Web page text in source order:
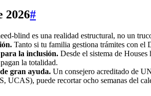
2026#
blind es una realidad estructural, no un
Tanto si tu familia gestiona trámites con
la inclusión. Desde el sistema de
la totalidad.
gran ayuda. Un consejero acreditado de
puede recortar ocho semanas del